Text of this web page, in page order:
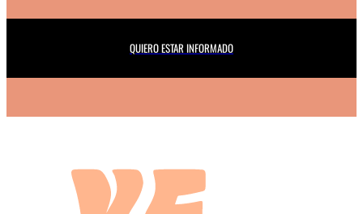
QUIERO ESTAR INFORMADO